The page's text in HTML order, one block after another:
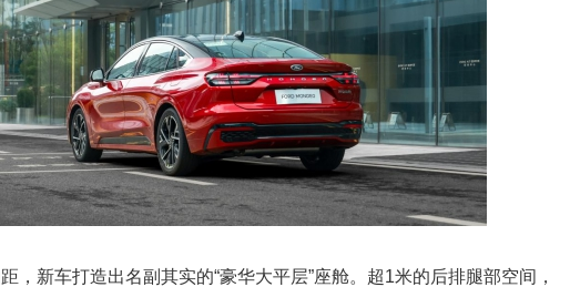
，新车打造出名副其实的“豪华大平层”座舱。超1米的后排腿部空间，